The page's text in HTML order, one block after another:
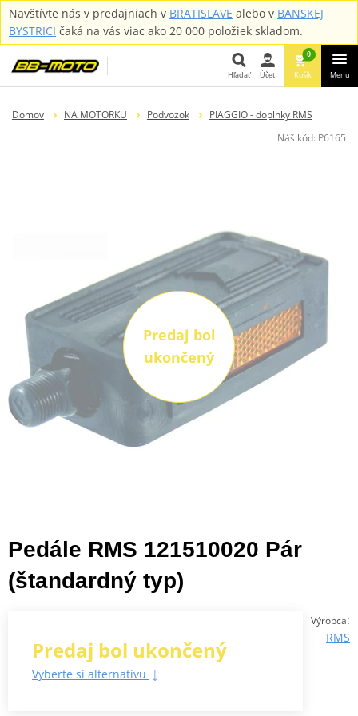
Navštívte nás v predajniach v BRATISLAVE alebo v BANSKEJ
BYSTRICI čaká na vás viac ako 20 000 položiek skladom.
Hľadať
Hľadať Účet
0
Košík Menu
Domov NA MOTORKU Podvozok
PIAGGIO - doplnky RMS
Náš kód: P6165
Predaj bol
ukončený
Pedále RMS 121510020 Pár
(štandardný typ)
Výrobca:
RMS
Predaj bol ukončený
Vyberte si alternatívu